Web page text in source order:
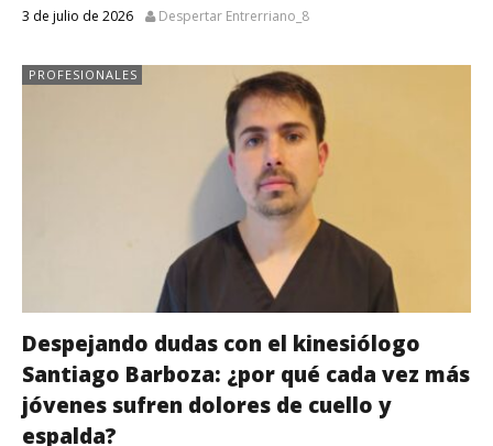
3 de julio de 2026 Despertar Entrerriano_8
PROFESIONALES
Despejando dudas con el kinesiólogo
Santiago Barboza: ¿por qué cada vez más
jóvenes sufren dolores de cuello y
espalda?